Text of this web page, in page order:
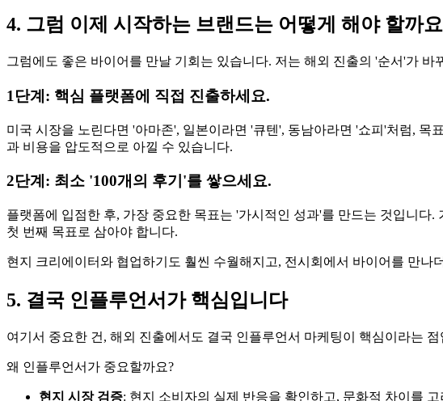
4. 그럼 이제 시작하는 브랜드는 어떻게 해야 할까
그럼에도 좋은 바이어를 만날 기회는 있습니다. 저는 해외 진출의 '순서'가
1단계: 핵심 플랫폼에 직접 진출하세요.
미국 시장을 노린다면 '아마존', 일본이라면 '큐텐', 동남아라면 '쇼피'처럼,
과 비용을 압도적으로 아낄 수 있습니다.
2단계: 최소 '100개의 후기'를 쌓으세요.
플랫폼에 입점한 후, 가장 중요한 목표는 '가시적인 성과'를 만드는 것입니다
첫 번째 목표로 삼아야 합니다.
현지 크리에이터와 협업하기도 훨씬 수월해지고, 전시회에서 바이어를 만나
5. 결국 인플루언서가 핵심입니다
여기서 중요한 건, 해외 진출에서도 결국 인플루언서 마케팅이 핵심이라는
왜 인플루언서가 중요할까요?
현지 시장 검증: 현지 소비자의 실제 반응을 확인하고, 문화적 차이를